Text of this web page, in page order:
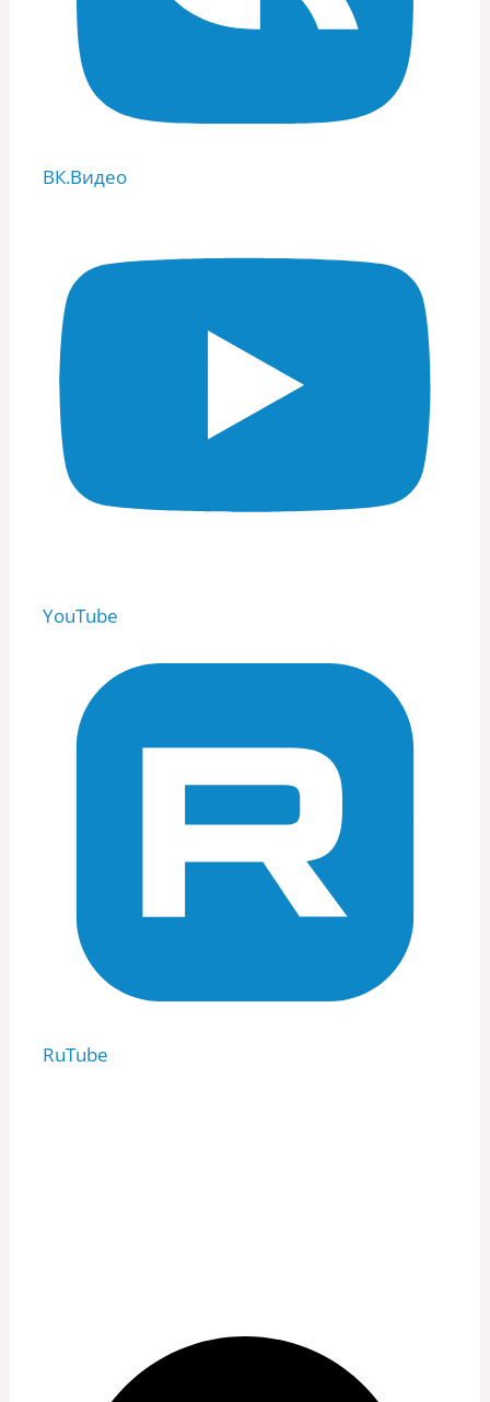
ВК.Видео
YouTube
RuTube